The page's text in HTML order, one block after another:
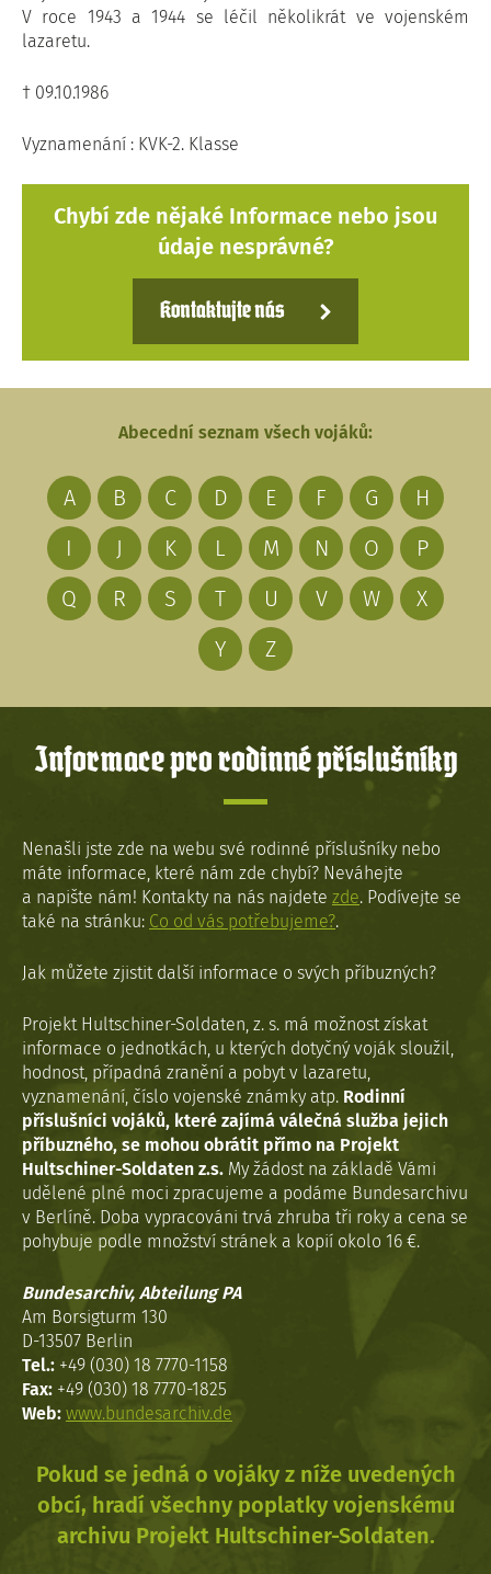
V roce 1943 a 1944 se léčil několikrát ve vojenském
lazaretu.
† 09.10.1986
Vyznamenání : KVK-2. Klasse
Chybí zde nějaké Informace nebo jsou
údaje nesprávné?
Kontaktujte nás
Abecední seznam všech vojáků:
A B C D E F G
H
I
J K L M N O
P
Q
R S T U V W
X
Y
Z
Informace pro rodinné příslušníky
Nenašli jste zde na webu své rodinné příslušníky nebo
máte informace, které nám zde chybí? Neváhejte
a napište nám! Kontakty na nás najdete zde. Podívejte se
také na stránku: Co od vás potřebujeme?.
Jak můžete zjistit další informace o svých příbuzných?
Projekt Hultschiner-Soldaten, z. s. má možnost získat
informace o jednotkách, u kterých dotyčný voják sloužil,
hodnost, případná zranění a pobyt v lazaretu,
vyznamenání, číslo vojenské známky atp. Rodinní
příslušníci vojáků, které zajímá válečná služba jejich
příbuzného, se mohou obrátit přímo na Projekt
Hultschiner-Soldaten z.s. My žádost na základě Vámi
udělené plné moci zpracujeme a podáme Bundesarchivu
v Berlíně. Doba vypracováni trvá zhruba tři roky a cena se
pohybuje podle množství stránek a kopií okolo 16 €.
Bundesarchiv, Abteilung PA
Am Borsigturm 130
D-13507 Berlin
Tel.: +49 (030) 18 7770-1158
Fax: +49 (030) 18 7770-1825
Web: www.bundesarchiv.de
Pokud se jedná o vojáky z níže uvedených
obcí, hradí všechny poplatky vojenskému
archivu Projekt Hultschiner-Soldaten.